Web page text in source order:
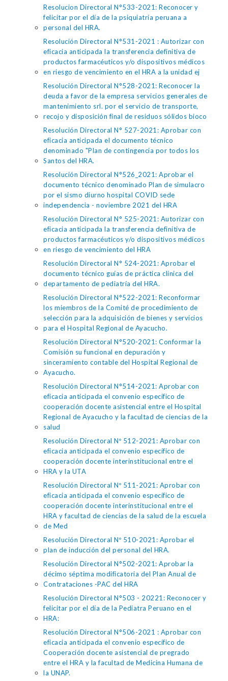
Resolucion Directoral N°533-2021: Reconocer y
felicitar por el día de la psiquiatría peruana a
personal del HRA.
Resolución Directoral N°531-2021 : Autorizar con
eficacia anticipada la transferencia definitiva de
productos farmacéuticos y/o dispositivos médicos
en riesgo de vencimiento en el HRA a la unidad ej
Resolución Directoral N°528-2021: Reconocer la
deuda a favor de la empresa servicios generales de
mantenimiento srl. por el servicio de transporte,
recojo y disposición final de residuos sólidos bioco
Resolución Directoral N° 527-2021: Aprobar con
eficacia anticipada el documento técnico
denominado "Plan de contingencia por todos los
Santos del HRA.
Resolución Directoral N°526_2021: Aprobar el
documento técnico denominado Plan de simulacro
por el sismo diurno hospital COVID sede
independencia - noviembre 2021 del HRA
Resolución Directoral N° 525-2021: Autorizar con
eficacia anticipada la transferencia definitiva de
productos farmacéuticos y/o dispositivos médicos
en riesgo de vencimiento del HRA
Resolución Directoral N° 524-2021: Aprobar el
documento técnico guías de práctica clínica del
departamento de pediatría del HRA.
Resolución Directoral N°522-2021: Reconformar
los miembros de la Comité de procedimiento de
selección para la adquisición de bienes y servicios
para el Hospital Regional de Ayacucho.
Resolución Directoral N°520-2021: Conformar la
Comisión su funcional en depuración y
sinceramiento contable del Hospital Regional de
Ayacucho.
Resolución Directoral N°514-2021: Aprobar con
eficacia anticipada el convenio específico de
cooperación docente asistencial entre el Hospital
Regional de Ayacucho y la facultad de ciencias de la
salud
Resolución Directoral Nº 512-2021: Aprobar con
eficacia anticipada el convenio específico de
cooperación docente interinstitucional entre el
HRA y la UTA
Resolución Directoral Nº 511-2021: Aprobar con
eficacia anticipada el convenio específico de
cooperación docente interinstitucional entre el
HRA y facultad de ciencias de la salud de la escuela
de Med
Resolución Directoral Nº 510-2021: Aprobar el
plan de inducción del personal del HRA.
Resolución Directoral N°502-2021: Aprobar la
décimo séptima modificatoria del Plan Anual de
Contrataciones -PAC del HRA
Resolución Directoral N°503 - 20221: Reconocer y
felicitar por el día de la Pediatra Peruano en el
HRA:
Resolución Directoral N°506-2021 : Aprobar con
eficacia anticipada el convenio específico de
Cooperación docente asistencial de pregrado
entre el HRA y la facultad de Medicina Humana de
la UNAP.